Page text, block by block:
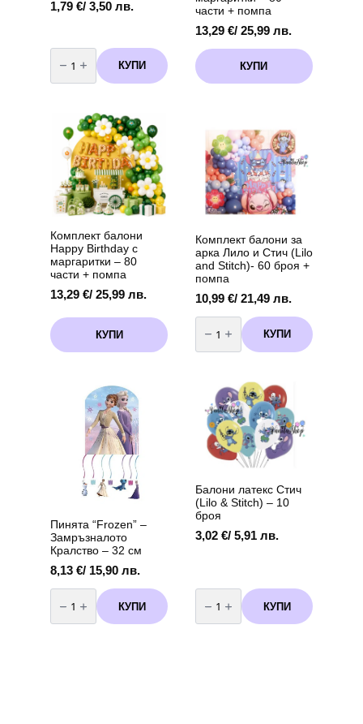
1,79 €/ 3,50 лв.
количество
за
Балон
Фолио
Baby
Shark
см
+
дръжка
КУПИ
части + помпа
13,29 €/ 25,99 лв.
КУПИ
Комплект балони
Happy Birthday с
маргаритки – 80
части + помпа
13,29 €/ 25,99 лв.
КУПИ
Комплект балони за
арка Лило и Стич (Lilo
and Stitch)- 60 броя +
помпа
10,99 €/ 21,49 лв.
количество
за
Комплект
балони
Стич
(Lilo
and
Stitch)-
броя
КУПИ
Пинята “Frozen” –
Замръзналото
Кралство – 32 см
8,13 €/ 15,90 лв.
количество
за
Пинята
“Frozen”
КУПИ
Балони латекс Стич
(Lilo & Stitch) – 10
броя
3,02 €/ 5,91 лв.
количество
за
Балони
латекс
КУПИ